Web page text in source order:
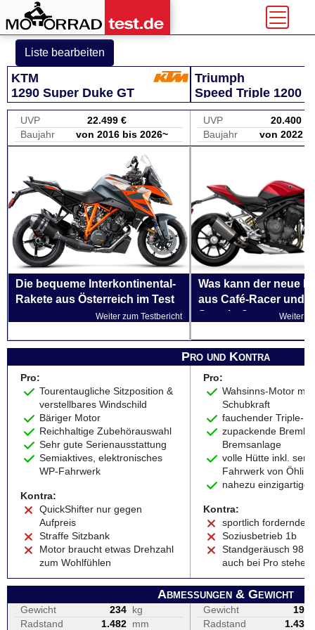
Liste bearbeiten
KTM
1290 Super Duke GT
Triumph
Speed Triple 1200
UVP
22.499 €
Baujahr
von 2016 bis 2026~
UVP
20.400 €
Baujahr
von 2022
Die bequeme Interkontinental-
Rakete aus Österreich im Test
Weiter zum Testbericht
Was kann der neue
aus Café-Racer und
Sportler?
Weiter
Pro und Kontra
Pro:
Tourentaugliche Sitzposition &
verstellbares Windschild
Bäriger Motor
Reichhaltige Zubehörauswahl
Sehr gute Serienausstattung
Semiaktives, elektronisches
WP-Fahrwerk
Kontra:
QuickShifter nur gegen
Aufpreis
Straffe Sitzbank
Motor braucht etwas Drehzahl
zum Wohlfühlen
Pro:
Wahsinns-Motor mit
Schubkraft
fauchender Triple-
zupackende
Bremsanlage
volle Hütte inkl.
Fahrwerk von Öhlins
nahezu
Kontra:
sportlich fordernde
Soziusbetrieb 1b
Standgeräusch 98
auch bei Pro stehen)
Abmessungen & Gewicht
Gewicht 234 kg
Radstand
1.482 mm
Gewicht
199
Radstand
1.439